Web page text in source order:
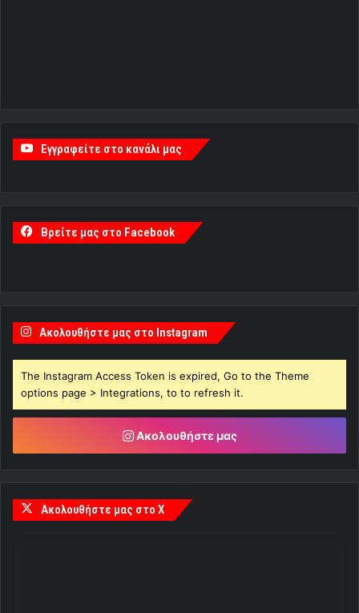
Εγγραφείτε στο κανάλι μας
Βρείτε μας στο Facebook
Ακολουθήστε μας στο Instagram
The Instagram Access Token is expired, Go to the Theme
options page > Integrations, to to refresh it.
Ακολουθήστε μας
Ακολουθήστε μας στο X